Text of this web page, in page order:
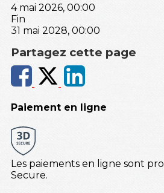
4 mai 2026, 00:00
Fin
31 mai 2028, 00:00
Partagez cette page
Paiement en ligne
Les paiements en ligne sont
Secure.